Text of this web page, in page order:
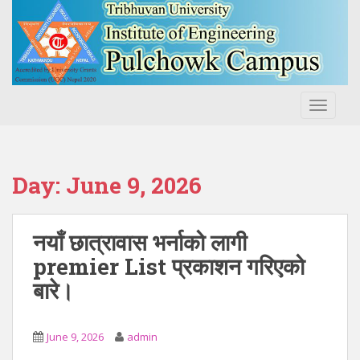
Day: June 9, 2026
नयाँ छात्रावास भर्नाको लागी
premier List प्रकाशन गरिएको
बारे।
June 9, 2026 admin